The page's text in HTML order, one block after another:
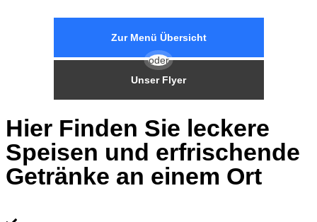
Zur Menü Übersicht
oder
Unser Flyer
Hier Finden Sie leckere
Speisen und erfrischende
Getränke an einem Ort